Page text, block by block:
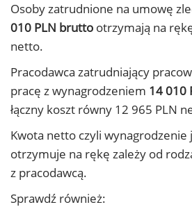
Osoby zatrudnione na umowę
010 PLN brutto otrzymają na
netto.
Pracodawca zatrudniający
pracę z wynagrodzeniem 14 010
łączny koszt równy 12 965 PLN
Kwota netto czyli wynagrodzenie
otrzymuje na rękę zależy od
z pracodawcą.
Sprawdź również: